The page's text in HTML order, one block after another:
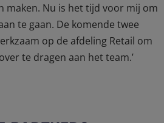
maken. Nu is het tijd voor mij om
te gaan. De komende twee
op de afdeling Retail om
te dragen aan het team.’